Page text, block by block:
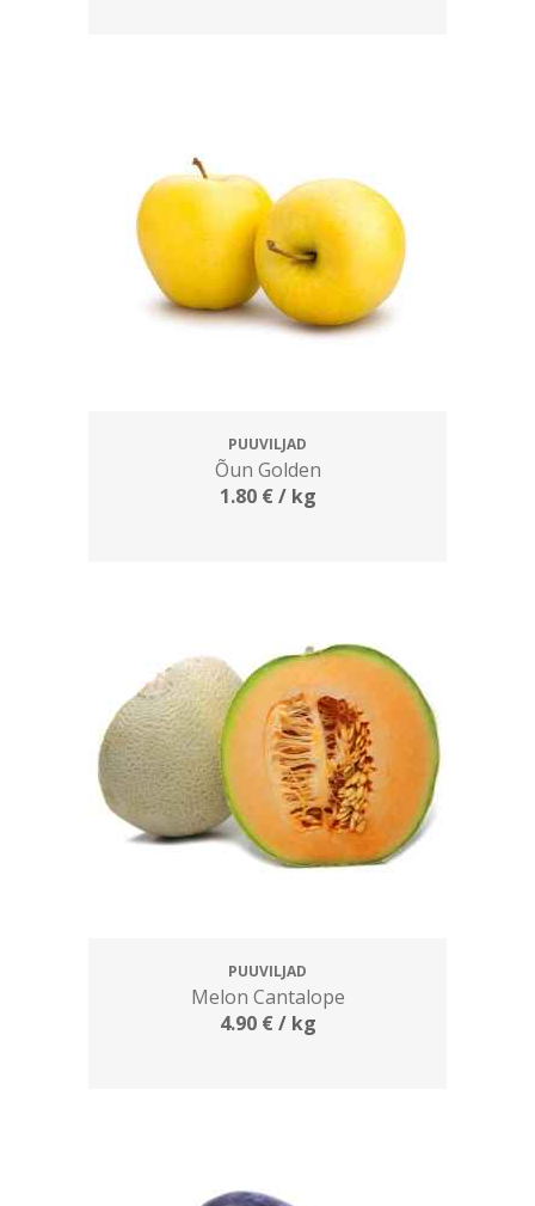
PUUVILJAD
Õun Golden
1.80 €/ kg
PUUVILJAD
Melon Cantalope
4.90 €/ kg